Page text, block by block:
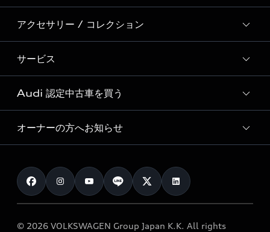
Audi Sport
Formula 1®
デジタルサービス
新車在庫検索
試乗車・展示車検索
見積り依頼
試乗予約
モデル一覧
特別仕様モデル / 限定モデル
e-tronラインアップ
価格シミュレーション
車両比較
カタログ一覧
アクセサリー / コレクション
純正アクセサリー
オンラインショップ
Audi collection
アウディナビアプリ
サービス
サービス入庫予約
サービスプログラム
メンテナンス
車検 / 定期点検
e-tronアフターサポート
Audi 認定中古車を買う
Audi認定中古車
クオリティ
保証
メンテナンス
オーナーの方へお知らせ
お知らせ
オーナー様向けキャンペーン
© 2026 VOLKSWAGEN Group Japan K.K. All rights